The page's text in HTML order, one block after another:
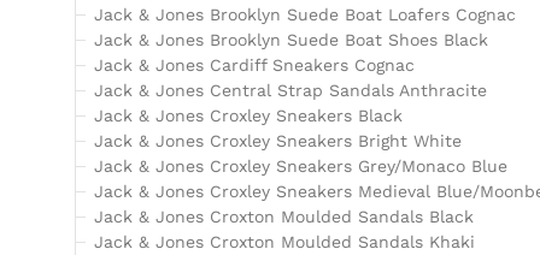
Jack & Jones Brooklyn Suede Boat Loafers Cognac
Jack & Jones Brooklyn Suede Boat Shoes Black
Jack & Jones Cardiff Sneakers Cognac
Jack & Jones Central Strap Sandals Anthracite
Jack & Jones Croxley Sneakers Black
Jack & Jones Croxley Sneakers Bright White
Jack & Jones Croxley Sneakers Grey/Monaco Blue
Jack & Jones Croxley Sneakers Medieval Blue/
Jack & Jones Croxton Moulded Sandals Black
Jack & Jones Croxton Moulded Sandals Khaki